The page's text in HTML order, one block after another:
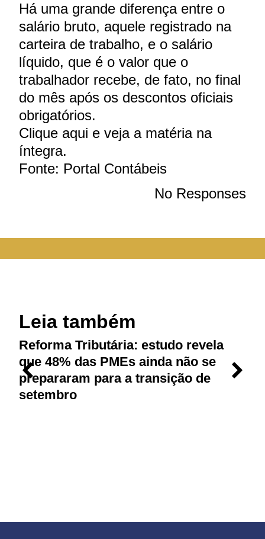
Há uma grande diferença entre o
salário bruto, aquele registrado na
carteira de trabalho, e o salário
líquido, que é o valor que o
trabalhador recebe, de fato, no final
do mês após os descontos oficiais
obrigatórios.
Clique aqui e veja a matéria na
íntegra.
Fonte: Portal Contábeis
No Responses
Leia também
Reforma Tributária: estudo revela
que 48% das PMEs ainda não se
prepararam para a transição de
setembro